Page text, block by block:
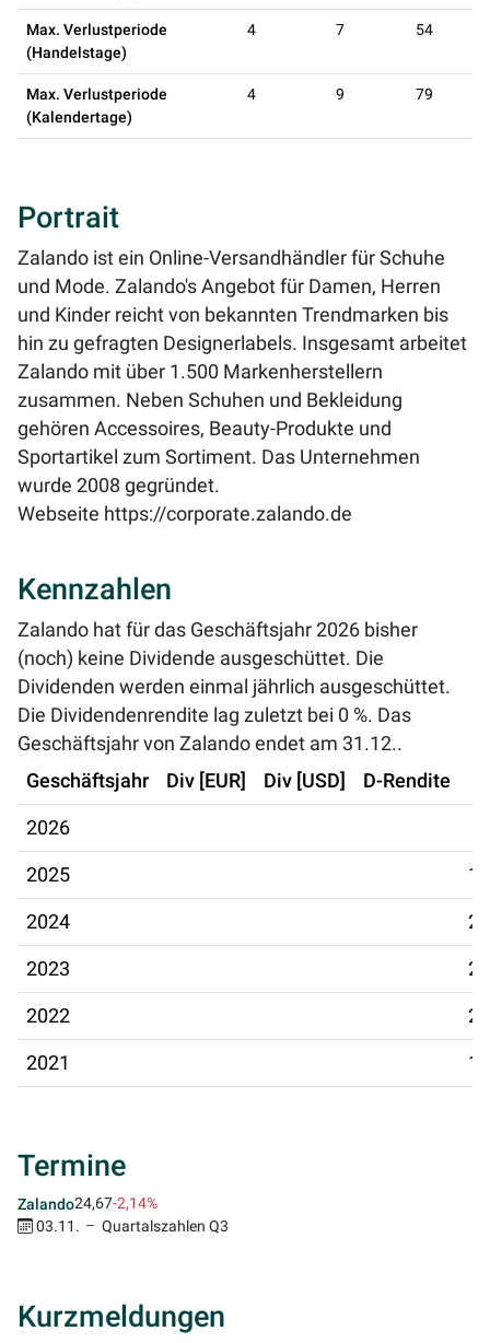
Max. Verlustperiode
(Handelstage)
4 7 54
Max. Verlustperiode
(Kalendertage)
4 9 79
Portrait
Zalando ist ein Online-Versandhändler für Schuhe
und Mode. Zalando's Angebot für Damen, Herren
und Kinder reicht von bekannten Trendmarken bis
hin zu gefragten Designerlabels. Insgesamt arbeitet
Zalando mit über 1.500 Markenherstellern
zusammen. Neben Schuhen und Bekleidung
gehören Accessoires, Beauty-Produkte und
Sportartikel zum Sortiment. Das Unternehmen
wurde 2008 gegründet.
Webseite https://corporate.zalando.de
Kennzahlen
Zalando hat für das Geschäftsjahr 2026 bisher
(noch) keine Dividende ausgeschüttet. Die
Dividenden werden einmal jährlich ausgeschüttet.
Die Dividendenrendite lag zuletzt bei 0 %. Das
Geschäftsjahr von Zalando endet am 31.12..
Geschäftsjahr
Div [EUR] Div [USD] D-Rendite
2026
2025
2024
2023
2022
2021
Termine
Zalando24,67-2,14%
03.11.
Quartalszahlen Q3
Kurzmeldungen